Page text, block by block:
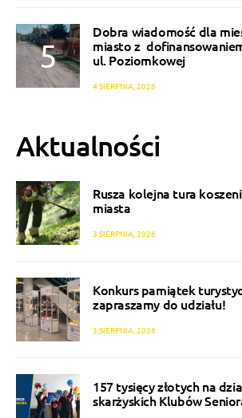
Dobra wiadomość dla
miasto z
ul. Poziomkowej
4 SIERPNIA, 2026
Aktualności
Rusza kolejna tura
miasta
3 SIERPNIA, 2026
Konkurs pamiątek
zapraszamy do udziału!
3 SIERPNIA, 2026
157 tysięcy złotych na
skarżyskich Klubów